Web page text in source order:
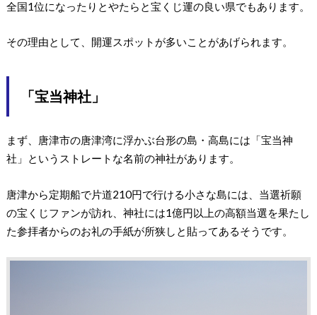
全国1位になったりとやたらと宝くじ運の良い県でもあります。
その理由として、開運スポットが多いことがあげられます。
「宝当神社」
まず、唐津市の唐津湾に浮かぶ台形の島・高島には「宝当神
社」というストレートな名前の神社があります。
唐津から定期船で片道210円で行ける小さな島には、当選祈願
の宝くじファンが訪れ、神社には1億円以上の高額当選を果たし
た参拝者からのお礼の手紙が所狭しと貼ってあるそうです。